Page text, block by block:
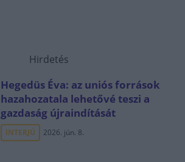
Hirdetés
Hegedüs Éva: az uniós források
hazahozatala lehetővé teszi a
gazdaság újraindítását
INTERJÚ 2026. jún. 8.